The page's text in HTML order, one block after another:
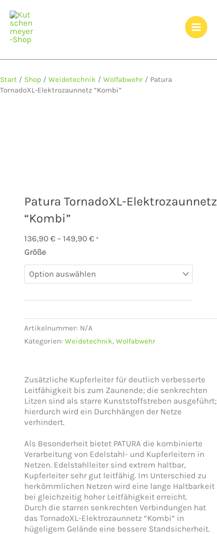
Inhalt
springen
Start / Shop / Weidetechnik / Wolfabwehr / Patura
TornadoXL-Elektrozaunnetz “Kombi”
Patura TornadoXL-Elektrozaunnetz
“Kombi”
136,90 € – 149,90 €Preisspanne:
149,90 €
*
Größe
Artikelnummer: N/A
Kategorien: Weidetechnik, Wolfabwehr
Zusätzliche Kupferleiter für deutlich verbesserte
Leitfähigkeit bis zum Zaunende; die senkrechten
Litzen sind als starre Kunststoffstreben ausgeführt;
hierdurch wird ein Durchhängen der Netze
verhindert.
Als Besonderheit bietet PATURA die kombinierte
Ver­arbeitung von Edelstahl- und Kupferleitern in
Netzen. Edelstahlleiter sind extrem haltbar,
Kupferleiter sehr gut leitfähig. Im Unterschied zu
herkömmlichen ­Netzen wird eine lange Haltbarkeit
bei gleichzeitig hoher Leitfähigkeit erreicht.
Durch die starren senkrechten Verbindungen hat
das TornadoXL-Elektrozaunnetz “Kombi” in
hügeligem Gelände eine bessere Standsicherheit.